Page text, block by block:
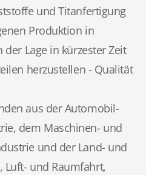
und Titanfertigung
Produktion in
Lage in kürzester Zeit
herzustellen - Qualität
aus der Automobil-
dem Maschinen- und
und der Land- und
und Raumfahrt,